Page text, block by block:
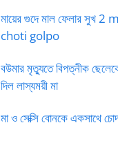
মায়ের গুদে মাল ফেলার সুখ
choti golpo
বউমার মৃত্যুতে বিপত্নীক
দিল লাস্যময়ী মা
মা ও সেক্সি বোনকে একসাথে